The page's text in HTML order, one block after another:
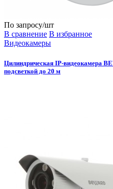
По запросу/шт
В сравнение В избранное
Видеокамеры
Цилиндрическая IP-видеокамера
подсветкой до 20 м